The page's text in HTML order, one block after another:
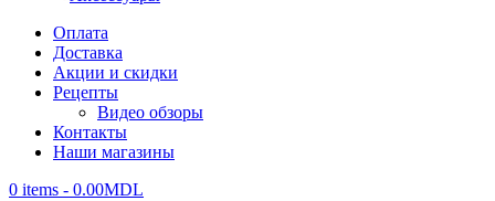
Оплата
Доставка
Акции и скидки
Рецепты
Видео обзоры
Контакты
Наши магазины
0 items - 0.00MDL